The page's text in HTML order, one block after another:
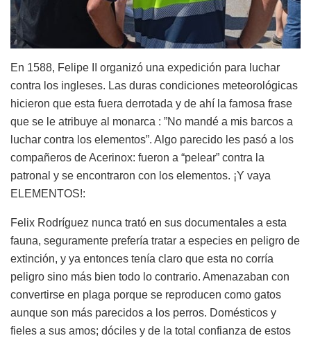
En 1588, Felipe II organizó una expedición para luchar
contra los ingleses. Las duras condiciones meteorológicas
hicieron que esta fuera derrotada y de ahí la famosa frase
que se le atribuye al monarca : ”No mandé a mis barcos a
luchar contra los elementos”. Algo parecido les pasó a los
compañeros de Acerinox: fueron a “pelear” contra la
patronal y se encontraron con los elementos. ¡Y vaya
ELEMENTOS!:
Felix Rodríguez nunca trató en sus documentales a esta
fauna, seguramente prefería tratar a especies en peligro de
extinción, y ya entonces tenía claro que esta no corría
peligro sino más bien todo lo contrario. Amenazaban con
convertirse en plaga porque se reproducen como gatos
aunque son más parecidos a los perros. Domésticos y
fieles a sus amos; dóciles y de la total confianza de estos